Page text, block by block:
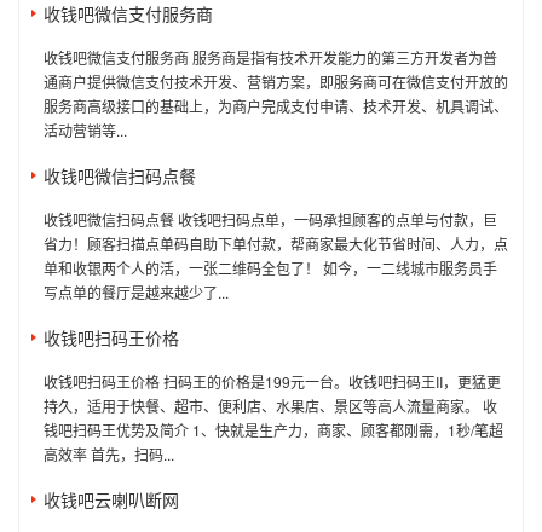
收钱吧微信支付服务商
收钱吧微信支付服务商 服务商是指有技术开发能力的第三方开发者为普
通商户提供微信支付技术开发、营销方案，即服务商可在微信支付开放的
服务商高级接口的基础上，为商户完成支付申请、技术开发、机具调试、
活动营销等...
收钱吧微信扫码点餐
收钱吧微信扫码点餐 收钱吧扫码点单，一码承担顾客的点单与付款，巨
省力！顾客扫描点单码自助下单付款，帮商家最大化节省时间、人力，点
单和收银两个人的活，一张二维码全包了！ 如今，一二线城市服务员手
写点单的餐厅是越来越少了...
收钱吧扫码王价格
收钱吧扫码王价格 扫码王的价格是199元一台。收钱吧扫码王II，更猛更
持久，适用于快餐、超市、便利店、水果店、景区等高人流量商家。 收
钱吧扫码王优势及简介 1、快就是生产力，商家、顾客都刚需，1秒/笔超
高效率 首先，扫码...
收钱吧云喇叭断网